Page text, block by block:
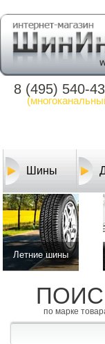
8 (495) 540-
Шины
Летние шины
по марке